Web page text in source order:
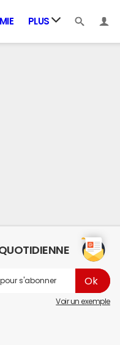
PLUS
Voir un exemple